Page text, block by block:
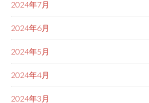
2024年7月
2024年6月
2024年5月
2024年4月
2024年3月